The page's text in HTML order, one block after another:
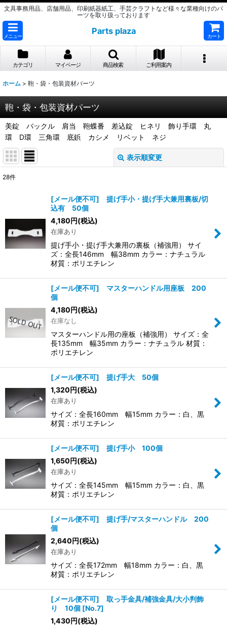
文具事務用品、店舗用品、印刷紙器紙工、手芸クラフトなど様々な業種向けのパ
ーツを取り扱っております
メニュー
Parts plaza
カート
カテゴリ マイページ 商品検索 ご利用案内
ホーム > 鞄・袋・包装資材パーツ
鞄・袋・包装資材パーツ
美錠 バックル 肩当 鞄蝶番 差込錠 ヒネリ 飾り手環 丸
環 D環 三角環 底鋲 カシメ リベット ネジ
表示順変更
並び順:
28件
[メール便不可] 提げ手小・提げ手大兼用裏板/切
込有 50個
4,180円(税込)
在庫あり
提げ手小・提げ手大兼用の裏板（補強用） サイ
ズ：全長146mm 幅38mm カラー：ナチュラル
材質：ポリエチレン
[メール便不可] マスターハンドル用座板 200
個
4,180円(税込)
在庫なし
マスターハンドル用の座板（補強用） サイズ：全
長135mm 幅35mm カラー：ナチュラル 材質：
ポリエチレン
[メール便不可] 提げ手大 50個
1,320円(税込)
在庫あり
サイズ：全長160mm 幅15mm カラー：白、黒
材質：ポリエチレン
[メール便不可] 提げ手小 100個
1,650円(税込)
在庫あり
サイズ：全長145mm 幅15mm カラー：白、黒
材質：ポリエチレン
[メール便不可] 提げ手/マスターハンドル 200
個
2,640円(税込)
在庫あり
サイズ：全長172mm 幅18mm カラー：白、黒
材質：ポリエチレン
[メール便不可] 取っ手金具/補強金具/大小判飾
り 10個 [No.7]
1,430円(税込)